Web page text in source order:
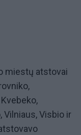
miestų atstovai
Vilniaus, Visbio ir